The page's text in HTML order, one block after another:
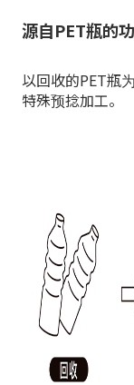
源自PET瓶的
以回收的PET瓶
特殊预捻加工。